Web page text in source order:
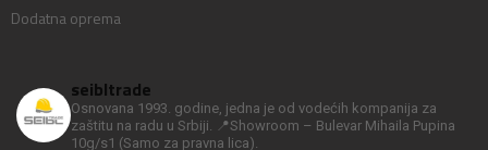
Dodatna oprema
seibltrade
Osnovana 1993. godine, jedna je od vodećih kompanija za
zaštitu na radu u Srbiji.
📍Showroom – Bulevar Mihaila Pupina
10g/s1 (Samo za pravna lica).